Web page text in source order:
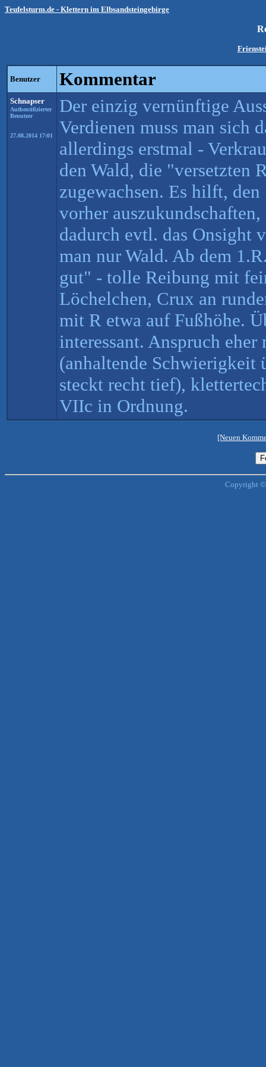
Teufelsturm.de - Klettern im Elbsandsteingebirge
Benutzer Kommentar
Schnapser
Authentifizierter
Benutzer
27.08.2014 17:01
Der einzig vernünftige
Verdienen muss man sich
allerdings erstmal -
den Wald, die "versetzten
zugewachsen. Es hilft,
vorher
dadurch evtl. das Onsight
man nur Wald. Ab dem
gut" - tolle Reibung mit
Löchelchen, Crux an
mit R etwa auf Fußhöhe.
interessant. Anspruch
(anhaltende Schwierigkeit
steckt recht tief),
VIIc in Ordnung.
[Neuen
Copyright ©